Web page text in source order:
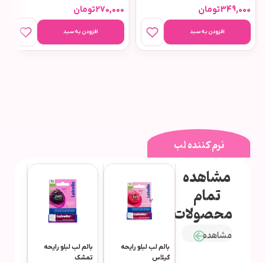
349,000تومان
افزودن به سبد
270,000تومان
افزودن به سبد
نرم کننده لب
مشاهده
تمام
محصولات
مشاهده
بالم لب لبلو رایحه
گیلاس
بالم لب لبلو رایحه
تمشک